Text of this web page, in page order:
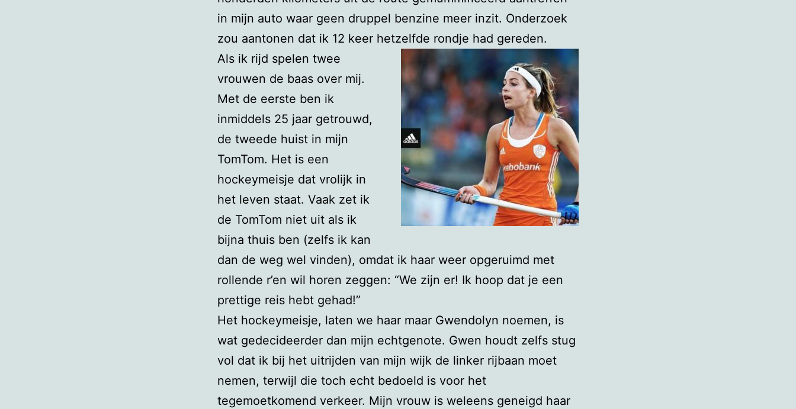
in mijn auto waar geen druppel benzine meer inzit. Onderzoek
zou aantonen dat ik 12 keer hetzelfde rondje had gereden.
Als ik rijd spelen twee
vrouwen de baas over mij.
Met de eerste ben ik
inmiddels 25 jaar getrouwd,
de tweede huist in mijn
TomTom. Het is een
hockeymeisje dat vrolijk in
het leven staat. Vaak zet ik
de TomTom niet uit als ik
bijna thuis ben (zelfs ik kan
dan de weg wel vinden), omdat ik haar weer opgeruimd met
rollende r’en wil horen zeggen: “We zijn er! Ik hoop dat je een
prettige reis hebt gehad!”
Het hockeymeisje, laten we haar maar Gwendolyn noemen, is
wat gedecideerder dan mijn echtgenote. Gwen houdt zelfs stug
vol dat ik bij het uitrijden van mijn wijk de linker rijbaan moet
nemen, terwijl die toch echt bedoeld is voor het
tegemoetkomend verkeer. Mijn vrouw is weleens geneigd haar